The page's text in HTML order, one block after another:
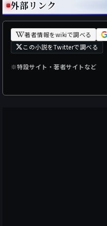
外部リンク
著者情報をwikiで調べる
この小説をTwitterで調べる
※特設サイト・著者サイトなど